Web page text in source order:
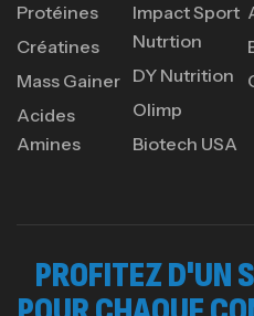
Protéines
Créatines
Mass Gainer
Acides
Amines
Impact Sport
Nutrtion
DY Nutrition
Olimp
Biotech USA
PROFITEZ D'UN